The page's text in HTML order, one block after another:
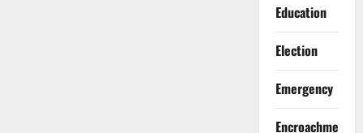
Education
Election
Emergency
Encroachment